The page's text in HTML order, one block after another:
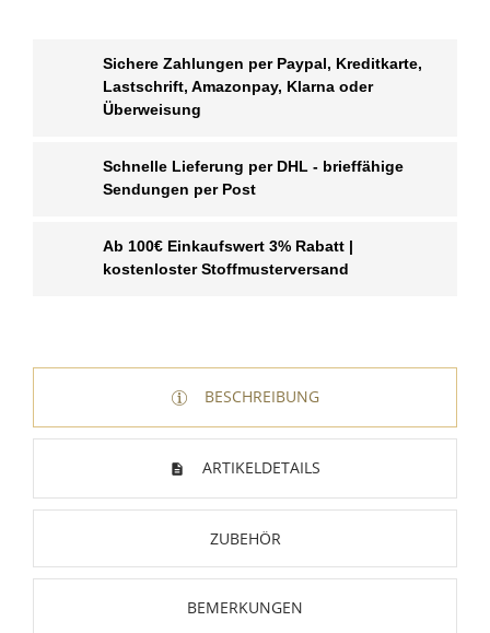
Sichere Zahlungen per Paypal, Kreditkarte,
Lastschrift, Amazonpay, Klarna oder
Überweisung
Schnelle Lieferung per DHL - brieffähige
Sendungen per Post
Ab 100€ Einkaufswert 3% Rabatt |
kostenloster Stoffmusterversand
BESCHREIBUNG
ARTIKELDETAILS
ZUBEHÖR
BEMERKUNGEN